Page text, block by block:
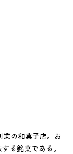
業の和菓子店。お
る銘菓である。